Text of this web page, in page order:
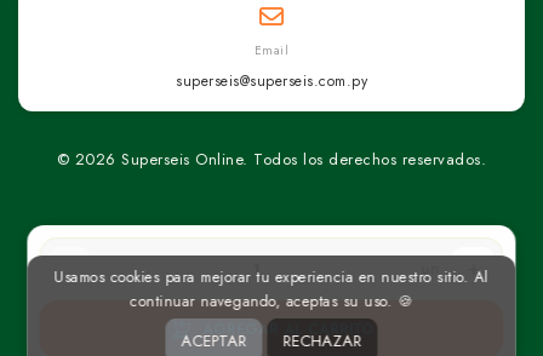
un
AGREGAR AL CARRITO
Email
superseis@superseis.com.py
© 2026 Superseis Online. Todos los derechos reservados.
Usamos cookies para mejorar tu experiencia en nuestro sitio. Al
continuar navegando, aceptas su uso. 🍪
ACEPTAR RECHAZAR